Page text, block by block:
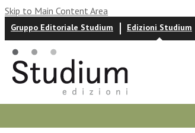
Skip to Main Content Area
Gruppo Editoriale Studium Edizioni Studium